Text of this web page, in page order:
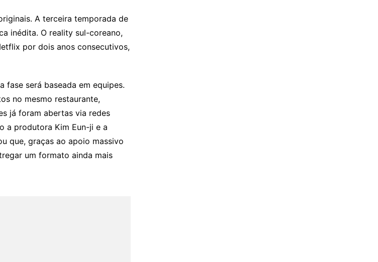
A terceira temporada de
inédita. O reality sul-coreano,
por dois anos consecutivos,
fase será baseada em equipes.
no mesmo restaurante,
já foram abertas via redes
a produtora Kim Eun-ji e a
que, graças ao apoio massivo
um formato ainda mais